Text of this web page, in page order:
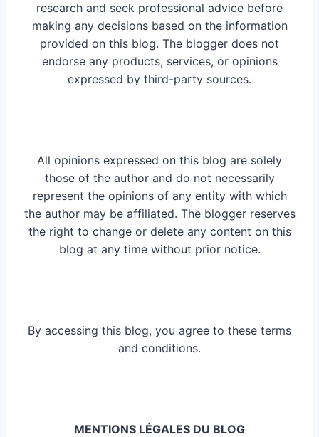
research and seek professional advice before
making any decisions based on the information
provided on this blog. The blogger does not
endorse any products, services, or opinions
expressed by third-party sources.
All opinions expressed on this blog are solely
those of the author and do not necessarily
represent the opinions of any entity with which
the author may be affiliated. The blogger reserves
the right to change or delete any content on this
blog at any time without prior notice.
By accessing this blog, you agree to these terms
and conditions.
MENTIONS LÉGALES DU BLOG